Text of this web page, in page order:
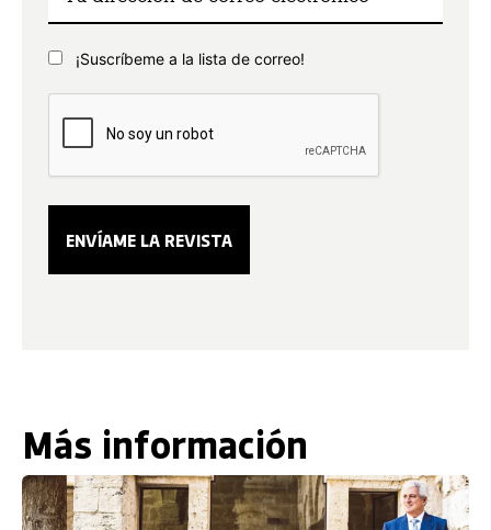
¡Suscríbeme a la lista de correo!
Más información